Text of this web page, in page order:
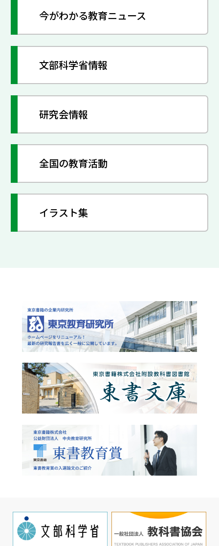
今がわかる教育ニュース
文部科学省情報
研究会情報
全国の教育活動
イラスト集